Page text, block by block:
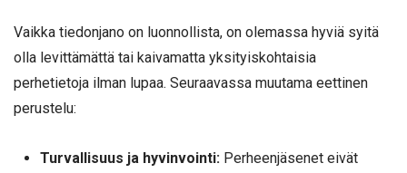
Vaikka tiedonjano on luonnollista, on olemassa hyviä syitä
olla levittämättä tai kaivamatta yksityiskohtaisia
perhetietoja ilman lupaa. Seuraavassa muutama eettinen
perustelu:
Turvallisuus ja hyvinvointi:Perheenjäsenet eivät